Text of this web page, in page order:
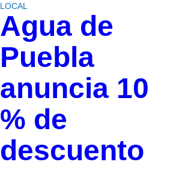
LOCAL
Agua de
Puebla
anuncia 10
% de
descuento